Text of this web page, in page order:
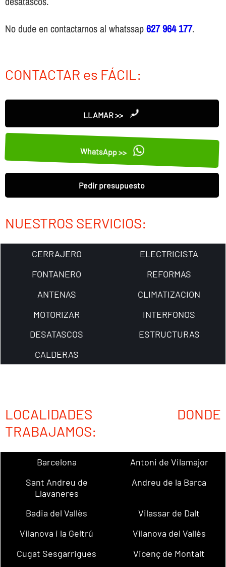
No dude en contactarnos al whatssap627 964 177.
CONTACTAR es FÁCIL:
LLAMAR >>
WhatsApp >>
Pedir presupuesto
NUESTROS SERVICIOS:
CERRAJERO
ELECTRICISTA
FONTANERO
REFORMAS
ANTENAS
CLIMATIZACION
MOTORIZAR
INTERFONOS
DESATASCOS
ESTRUCTURAS
CALDERAS
LOCALIDADES DONDE
TRABAJAMOS:
Barcelona
Antoni de Vilamajor
Sant Andreu de
Llavaneres
Andreu de la Barca
Badia del Vallès
Vilassar de Dalt
Vilanova i la Geltrú
Vilanova del Vallès
Cugat Sesgarrigues
Vicenç de Montalt